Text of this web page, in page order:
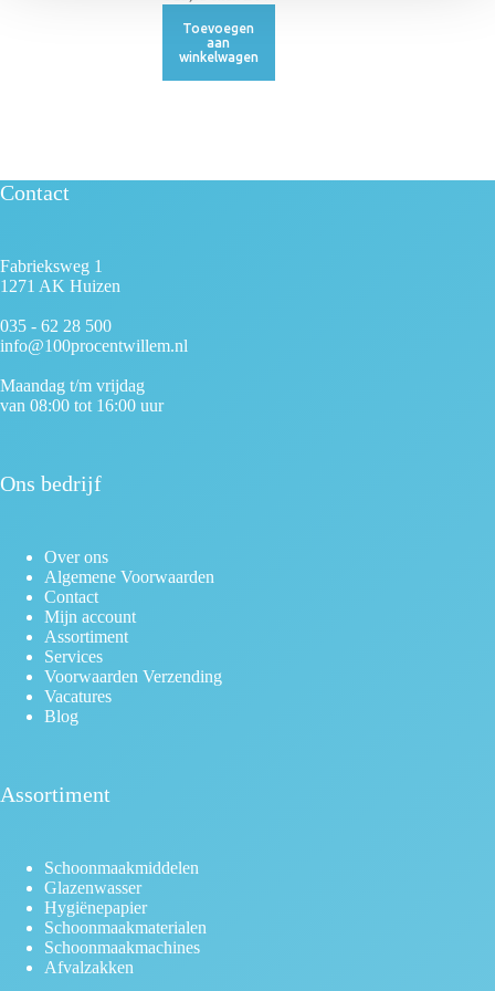
Toevoegen
aan
winkelwagen
Contact
Fabrieksweg 1
1271 AK Huizen
035 - 62 28 500
info@100procentwillem.nl
Maandag t/m vrijdag
van 08:00 tot 16:00 uur
Ons bedrijf
Over ons
Algemene Voorwaarden
Contact
Mijn account
Assortiment
Services
Voorwaarden Verzending
Vacatures
Blog
Assortiment
Schoonmaakmiddelen
Glazenwasser
Hygiënepapier
Schoonmaakmaterialen
Schoonmaakmachines
Afvalzakken